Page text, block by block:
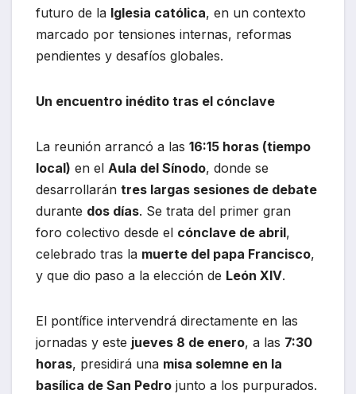
futuro de la Iglesia católica, en un contexto
marcado por tensiones internas, reformas
pendientes y desafíos globales.
Un encuentro inédito tras el cónclave
La reunión arrancó a las 16:15 horas (tiempo
local) en el Aula del Sínodo, donde se
desarrollarán tres largas sesiones de debate
durante dos días. Se trata del primer gran
foro colectivo desde el cónclave de abril,
celebrado tras la muerte del papa Francisco,
y que dio paso a la elección de León XIV.
El pontífice intervendrá directamente en las
jornadas y este jueves 8 de enero, a las 7:30
horas, presidirá una misa solemne en la
basílica de San Pedro junto a los purpurados.